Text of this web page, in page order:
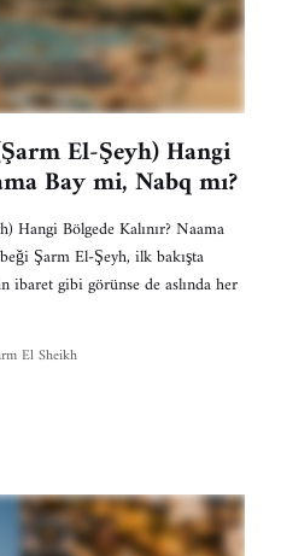
El-Şeyh) Hangi
Bay mi, Nabq mı?
Hangi Bölgede Kalınır? Naama
Şarm El-Şeyh, ilk bakışta
ibaret gibi görünse de aslında her
El Sheikh